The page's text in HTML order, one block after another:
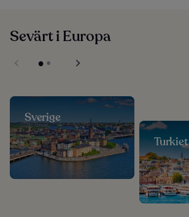
Sevärt i Europa
Sverige
Turkiet